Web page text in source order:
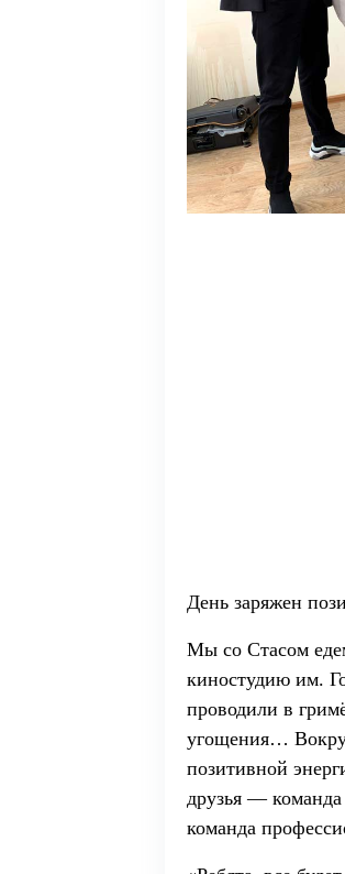
День заряжен
Мы со Стасом
киностудию им.
проводили в
угощения…
позитивной
друзья —
команда